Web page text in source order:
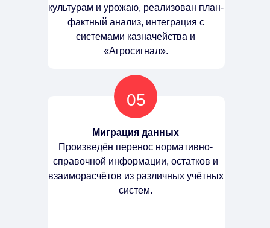
культурам и урожаю, реализован план-
фактный анализ, интеграция с
системами казначейства и
«Агросигнал».
Миграция данных
Произведён перенос нормативно-
справочной информации, остатков и
взаиморасчётов из различных учётных
систем.
05